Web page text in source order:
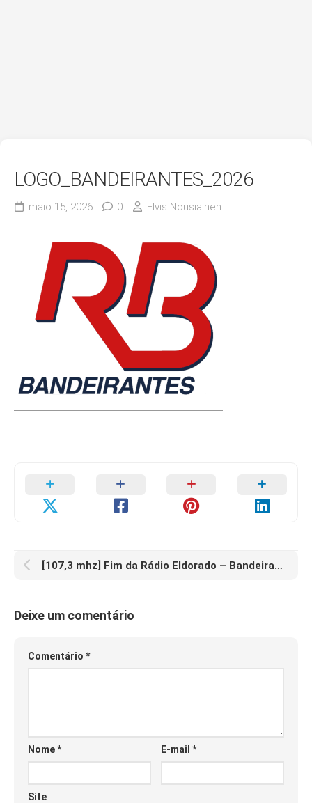
LOGO_BANDEIRANTES_2026
maio 15, 2026 0 Elvis Nousiainen
[107,3 mhz] Fim da Rádio Eldorado – Bandeirantes Assume a Frequência
Deixe um comentário
Comentário *
Nome* E-mail*
Site